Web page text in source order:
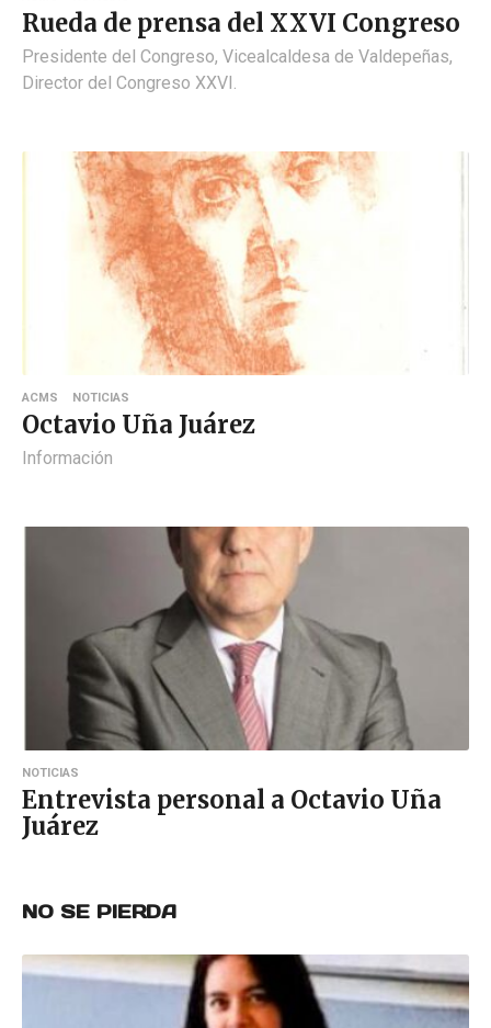
Rueda de prensa del XXVI Congreso
Presidente del Congreso, Vicealcaldesa de Valdepeñas,
Director del Congreso XXVI.
ACMS NOTICIAS
Octavio Uña Juárez
Información
NOTICIAS
Entrevista personal a Octavio Uña
Juárez
NO SE PIERDA